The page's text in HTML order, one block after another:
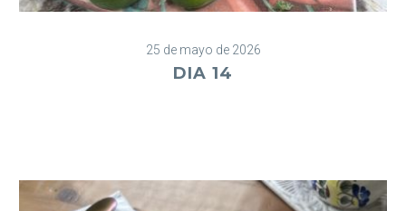
25 de mayo de 2026
DIA 14